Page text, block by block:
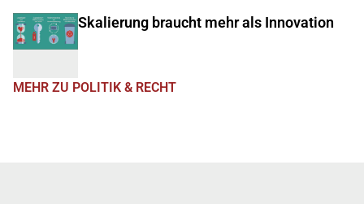
Skalierung braucht mehr als Innovation
MEHR ZU POLITIK & RECHT